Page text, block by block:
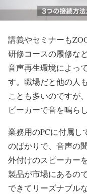
講義やセミナーも
研修コースの履修な
音声再生環境によっ
す。職場だと他の人
ことも多いのですが
ピーカーで音を鳴ら
業務用のPCに付属し
のばかりで、音声の
外付けのスピーカー
製品が市場にあるの
できてリーズナブル